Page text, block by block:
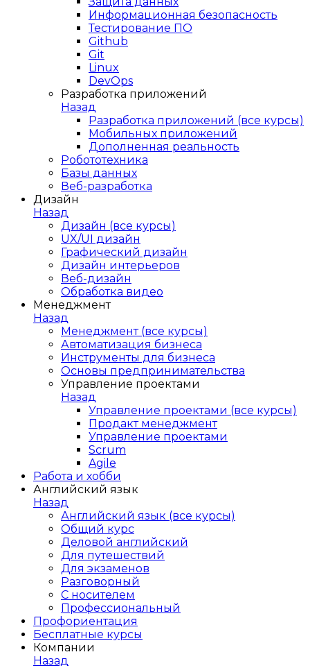
Информационная безопасность
Тестирование ПО
Github
Git
Linux
DevOps
Разработка приложений
Назад
Разработка приложений (все курсы)
Мобильных приложений
Дополненная реальность
Робототехника
Базы данных
Веб-разработка
Дизайн
Назад
Дизайн (все курсы)
UX/UI дизайн
Графический дизайн
Дизайн интерьеров
Веб-дизайн
Обработка видео
Менеджмент
Назад
Менеджмент (все курсы)
Автоматизация бизнеса
Инструменты для бизнеса
Основы предпринимательства
Управление проектами
Назад
Управление проектами (все курсы)
Продакт менеджмент
Управление проектами
Scrum
Agile
Работа и хобби
Английский язык
Назад
Английский язык (все курсы)
Общий курс
Деловой английский
Для путешествий
Для экзаменов
Разговорный
С носителем
Профессиональный
Профориентация
Бесплатные курсы
Компании
Назад